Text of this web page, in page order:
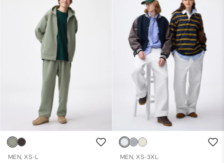
MEN, XS-L
MEN, XS-3XL